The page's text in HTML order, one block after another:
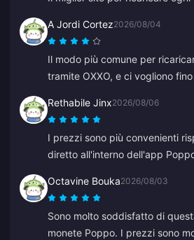
A Jordi Cortez2026/08/04
Il modo più comune per
tramite OXXO, e ci vogliono
Rethabile Jinx2026/08/06
I prezzi sono più convenienti
diretto all'interno dell'app
Octavine Bouka2026/08/03
Sono molto soddisfatto di
monete Poppo. I prezzi sono